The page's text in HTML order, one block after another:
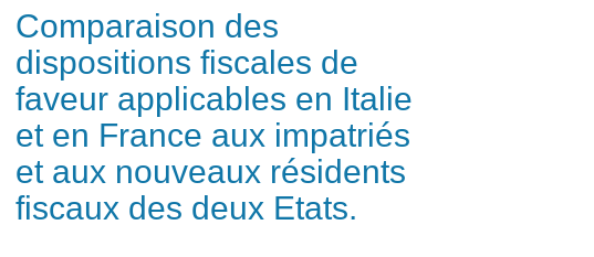
Comparaison des
dispositions fiscales de
faveur applicables en Italie
et en France aux impatriés
et aux nouveaux résidents
fiscaux des deux Etats.